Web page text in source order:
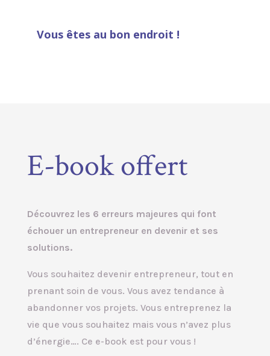
Vous êtes au bon endroit !
E-book offert
Découvrez les 6 erreurs majeures qui font
échouer un entrepreneur en devenir et ses
solutions.
Vous souhaitez devenir entrepreneur, tout en
prenant soin de vous. Vous avez tendance à
abandonner vos projets. Vous entreprenez la
vie que vous souhaitez mais vous n’avez plus
d’énergie…. Ce e-book est pour vous !